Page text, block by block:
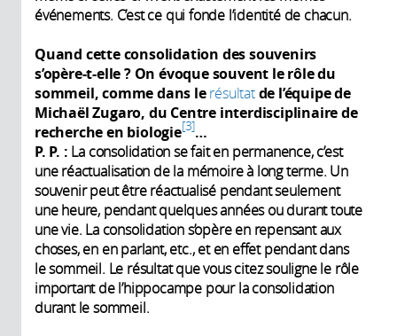
événements. C’est ce qui fonde l’identité de chacun.
Quand cette consolidation des souvenirs
s’opère-t-elle? On évoque souvent le rôle du
sommeil, comme dans lerésultatde l’équipe de
Michaël Zugaro, du Centre interdisciplinaire de
recherche en biologie 3 …
P. P. : La consolidation se fait en permanence, c’est
une réactualisation de la mémoire à long terme. Un
souvenir peut être réactualisé pendant seulement
une heure, pendant quelques années ou durant toute
une vie. La consolidation s’opère en repensant aux
choses, en en parlant, etc., et en effet pendant dans
le sommeil. Le résultat que vous citez souligne le rôle
important de l’hippocampe pour la consolidation
durant le sommeil.